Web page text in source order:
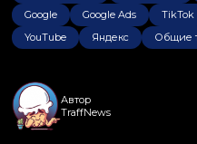
Google
Google Ads TikTok
YouTube
Яндекс Общие
Автор
TraffNews